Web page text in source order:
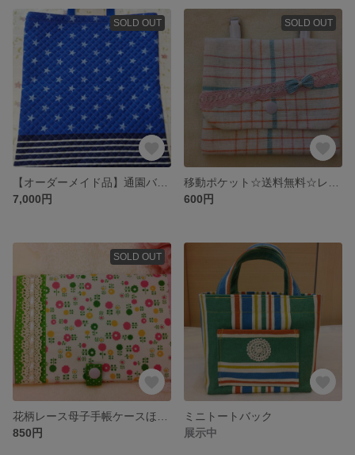
SOLD OUT
7,000円
SOLD OUT
600円
SOLD OUT
850円
ミニトートバック
展示中